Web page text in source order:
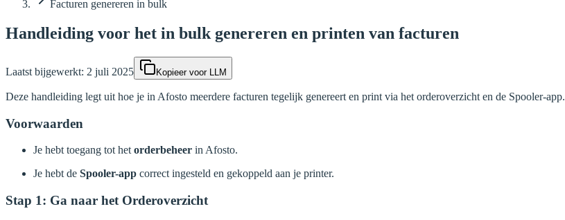
Facturen genereren in bulk
Handleiding voor het in bulk genereren en printen van facturen
Laatst bijgewerkt: 2 juli 2025 Kopieer voor LLM
Deze handleiding legt uit hoe je in Afosto meerdere facturen tegelijk genereert en print via het orderoverzicht en de Spooler-app.
Voorwaarden
Je hebt toegang tot het orderbeheer in Afosto.
Je hebt de Spooler-app correct ingesteld en gekoppeld aan je printer.
Stap 1: Ga naar het Orderoverzicht